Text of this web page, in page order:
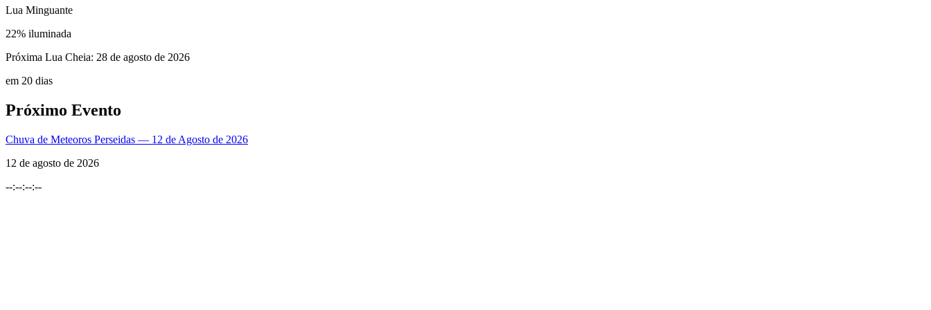
Lua Minguante
22% iluminada
Próxima Lua Cheia: 28 de agosto de 2026
em 20 dias
Próximo Evento
Chuva de Meteoros Perseidas — 12 de Agosto de 2026
12 de agosto de 2026
--:--:--:--